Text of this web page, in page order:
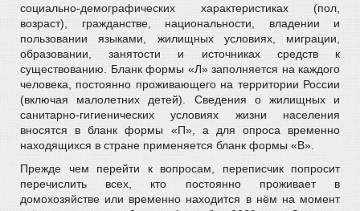
социально-демографических характеристиках (пол,
возраст), гражданстве, национальности, владении и
пользовании языками, жилищных условиях, миграции,
образовании, занятости и источниках средств к
существованию. Бланк формы «Л» заполняется на каждого
человека, постоянно проживающего на территории России
(включая малолетних детей). Сведения о жилищных и
санитарно-гигиенических условиях жизни населения
вносятся в бланк формы «П», а для опроса временно
находящихся в стране применяется бланк формы «В».
Прежде чем перейти к вопросам, переписчик попросит
перечислить всех, кто постоянно проживает в
домохозяйстве или временно находится в нём на момент